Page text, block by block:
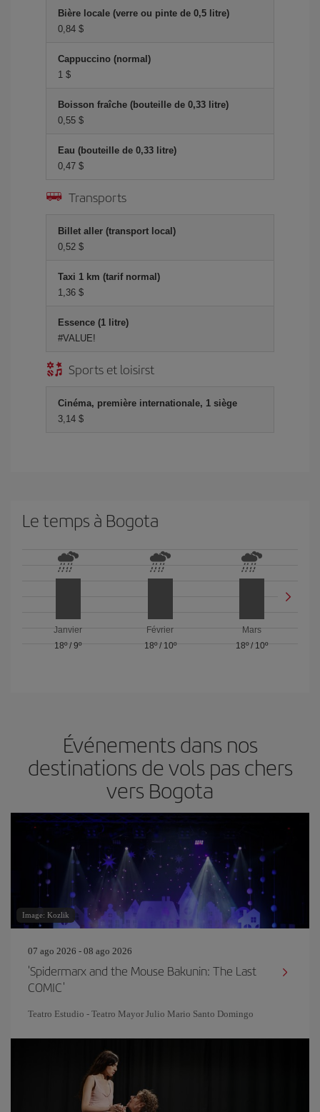
Bière locale (verre ou pinte de 0,5 litre)
0,84 $
Cappuccino (normal)
1 $
Boisson fraîche (bouteille de 0,33 litre)
0,55 $
Eau (bouteille de 0,33 litre)
0,47 $
Transports
Billet aller (transport local)
0,52 $
Taxi 1 km (tarif normal)
1,36 $
Essence (1 litre)
#VALUE!
Sports et loisirst
Cinéma, première internationale, 1 siège
3,14 $
Le temps à Bogota
Janvier
18º/9º
Février
18º/ 10º
Mars
18º/ 10º
Événements dans nos
destinations de vols pas chers
vers Bogota
Image: Kozlik
07 ago 2026 - 08 ago 2026
'Spidermarx and the Mouse Bakunin: The Last
COMIC'
Teatro Estudio - Teatro Mayor Julio Mario Santo Domingo